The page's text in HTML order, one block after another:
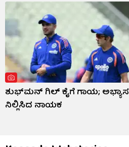
ಶುಭ್​ಮನ್ ಗಿಲ್ ಕೈಗೆ ಗಾಯ; ಅಭ್ಯಾಸ
ನಿಲ್ಲಿಸಿದ ನಾಯಕ